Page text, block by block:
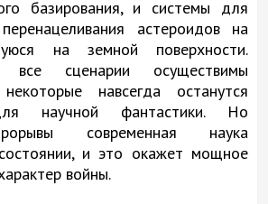
базирования, и системы для
астероидов на
на земной поверхности.
сценарии осуществимы
навсегда останутся
научной фантастики. Но
современная наука
и это окажет мощное
войны.